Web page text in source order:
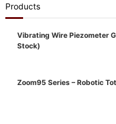
Products
Vibrating Wire Piezometer
Stock)
Zoom95 Series – Robotic